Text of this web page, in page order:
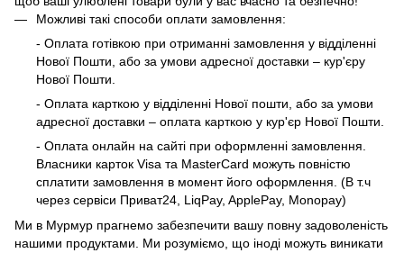
Можливі такі способи оплати замовлення:
- Оплата готівкою при отриманні замовлення у відділенні
Нової Пошти, або за умови адресної доставки – кур'єру
Нової Пошти.
- Оплата карткою у відділенні Нової пошти, або за умови
адресної доставки – оплата карткою у кур'єр Нової Пошти.
- Оплата онлайн на сайті при оформленні замовлення.
Власники карток Visa та MasterCard можуть повністю
сплатити замовлення в момент його оформлення. (В т.ч
через сервіси Приват24, LiqPay, ApplePay, Monopay)
Ми в Мурмур прагнемо забезпечити вашу повну задоволеність
нашими продуктами. Ми розуміємо, що іноді можуть виникати